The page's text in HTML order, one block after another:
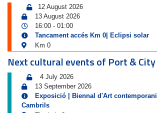
12 August 2026
13 August 2026
16:00 - 01:00
Tancament accés Km 0| Eclipsi solar
Km 0
Next cultural events of Port & City
4 July 2026
13 September 2026
Exposició | Biennal d'Art
Cambrils